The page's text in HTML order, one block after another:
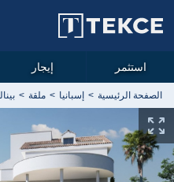
الصفحة الرئيسية إسبانيا ملقة
إيجار استثمر